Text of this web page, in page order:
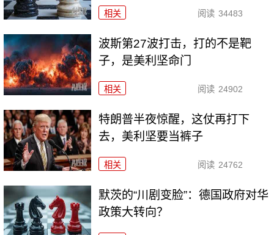
相关 阅读 34483
波斯第27波打击，打的不是靶
子，是美利坚命门
相关 阅读 24902
特朗普半夜惊醒，这仗再打下
去，美利坚要当裤子
相关 阅读 24762
默茨的“川剧变脸”：德国政府对华
政策大转向？